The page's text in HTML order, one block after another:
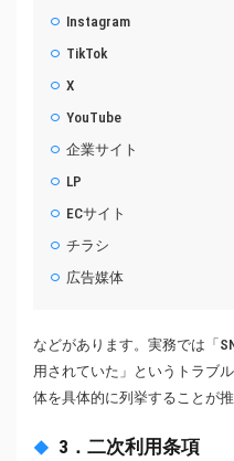
Instagram
TikTok
X
YouTube
企業サイト
LP
ECサイト
チラシ
広告媒体
などがあります。実務では「
用されていた」というトラブ
体を具体的に列挙することが推
3．二次利用条項